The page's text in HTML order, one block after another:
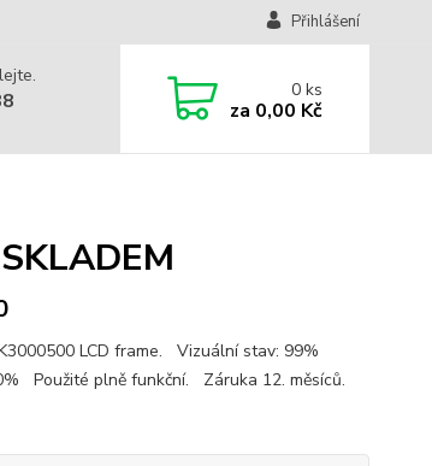
Přihlášení
0ks
za 0,00 Kč
LCD frame. Vizuální stav: 99%
Použité plně funkční. Záruka 12. měsíců.